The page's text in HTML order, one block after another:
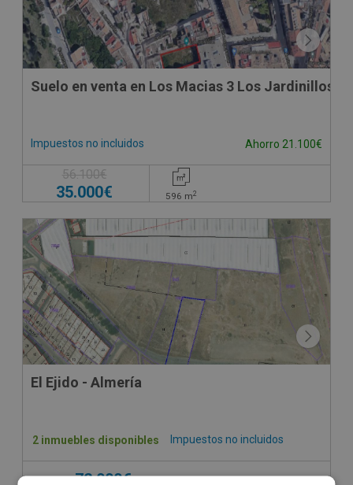
Suelo en venta en Los Macias 3 Los Jardinillos,
Impuestos no incluidos Ahorro 21.100€
56.100€
35.000€ 596 m2
El Ejido - Almería
Impuestos no incluidos
2 inmuebles disponibles
72.000€